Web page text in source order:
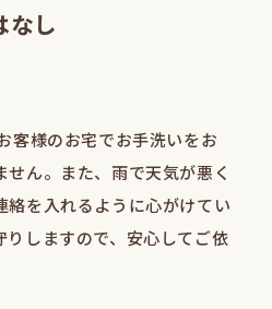
なし
客様のお宅でお手洗いをお
ん。また、雨で天気が悪く
絡を入れるように心がけてい
りしますので、安心してご依